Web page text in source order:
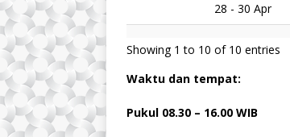
28 - 30 Apr
Showing 1 to 10 of 10 entries
Waktu dan tempat:
Pukul 08.30 – 16.00 WIB